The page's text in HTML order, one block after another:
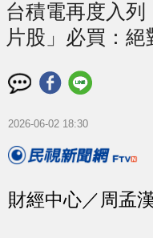
台積電再度入
片股」必買：
2026-06-02 18:30
財經中心／周孟